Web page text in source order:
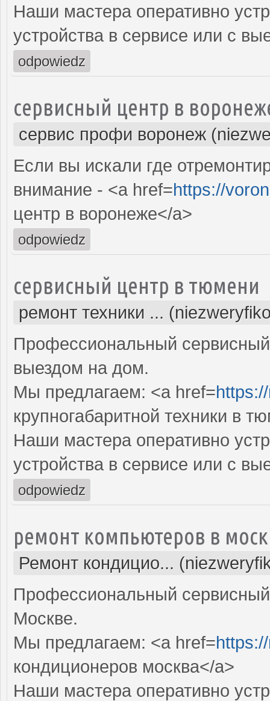
Наши мастера оперативно
устройства в сервисе или с
odpowiedz
сервисный центр в
сервис профи воронеж
Если вы искали где
внимание - <a href=https://
центр в воронеже</a>
odpowiedz
сервисный центр в тюмени
ремонт техники ...
Профессиональный
выездом на дом.
Мы предлагаем: <a href=
крупногабаритной техники в
Наши мастера оперативно
устройства в сервисе или с
odpowiedz
ремонт компьютеров в
Ремонт кондицио...
Профессиональный
Москве.
Мы предлагаем: <a href=
кондиционеров москва</a>
Наши мастера оперативно